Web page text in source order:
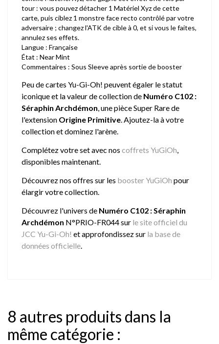
tour : vous pouvez détacher 1 Matériel Xyz de cette
carte, puis ciblez 1 monstre face recto contrôlé par votre
adversaire ; changez l'ATK de cible à 0, et si vous le faites,
annulez ses effets.
Langue : Française
État : Near Mint
Commentaires : Sous Sleeve après sortie de booster
Peu de cartes Yu-Gi-Oh! peuvent égaler le statut
iconique et la valeur de collection de Numéro C102 :
Séraphin Archdémon, une pièce Super Rare de
l'extension Origine Primitive. Ajoutez-la à votre
collection et dominez l'arène.
Complétez votre set avec nos coffrets YuGiOh,
disponibles maintenant.
Découvrez nos offres sur les booster YuGiOh pour
élargir votre collection.
Découvrez l'univers de Numéro C102 : Séraphin
Archdémon N°PRIO-FR044 sur le site officiel du
JCC Yu-Gi-Oh! et approfondissez sur la base de
données officielle.
8 autres produits dans la
même catégorie :